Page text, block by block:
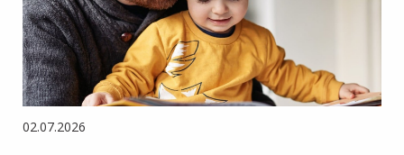
02.07.2026